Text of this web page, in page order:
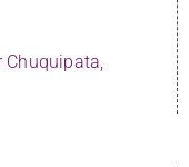
Chuquipata,